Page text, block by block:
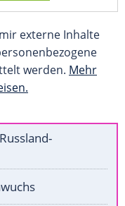
externe Inhalte
werden. Mehr